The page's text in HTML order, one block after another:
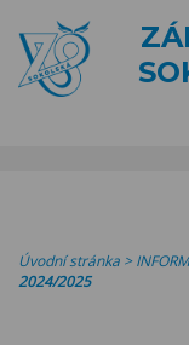
Úvodní stránka >
2024/2025